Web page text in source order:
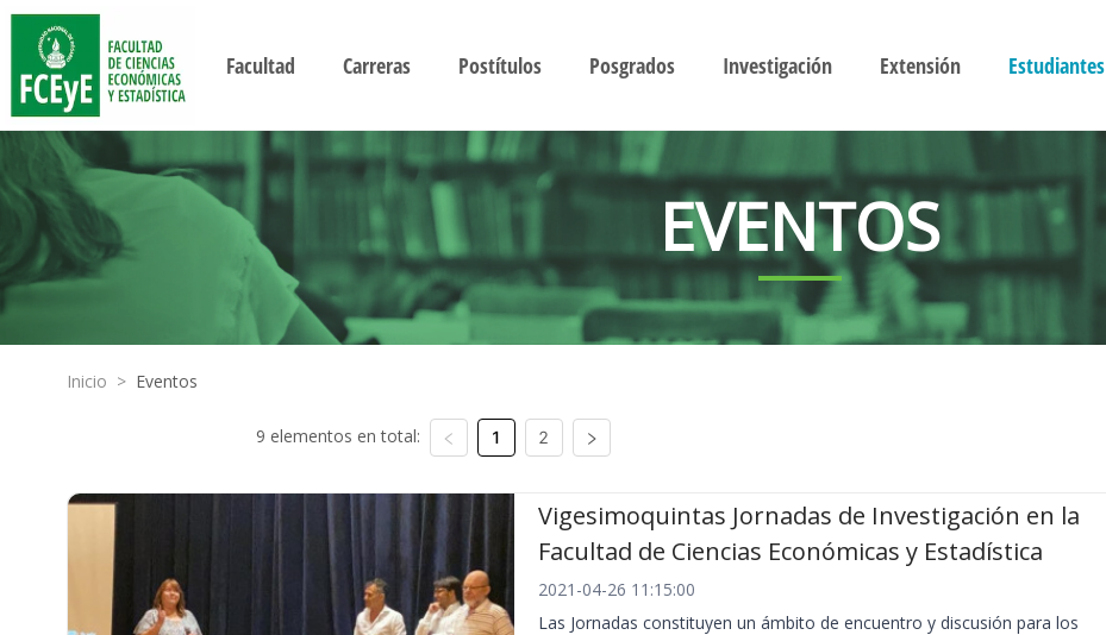
Facultad Carreras Postítulos Posgrados Investigación Extensión Estudiantes
EVENTOS
Inicio > Eventos
9 elementos en total: 1 2
Vigesimoquintas Jornadas de Investigación en la
Facultad de Ciencias Económicas y Estadística
2021-04-26 11:15:00
Las Jornadas constituyen un ámbito de encuentro y discusión para los